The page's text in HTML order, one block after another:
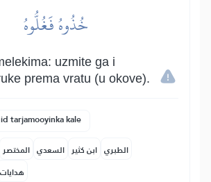
خُذُوهُ فَغُلُّوهُ
uzmite ga i
prema vratu (u okove).
tarjamooyinka kale
المختصر السعدي ابن كثير الطبري
هدايات